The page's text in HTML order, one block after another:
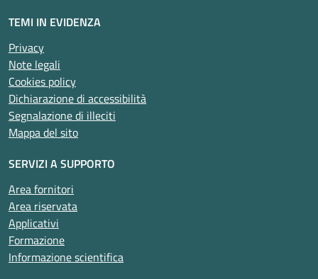
TEMI IN EVIDENZA
Privacy
Note legali
Cookies policy
Dichiarazione di accessibilità
Segnalazione di illeciti
Mappa del sito
SERVIZI A SUPPORTO
Area fornitori
Area riservata
Applicativi
Formazione
Informazione scientifica